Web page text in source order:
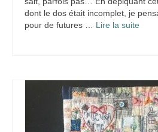
dont le dos était incomplet, je
pour de futures … Lire la suite­­